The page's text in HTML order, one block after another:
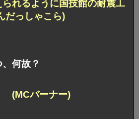
れるように国技館の耐震工
っしゃこら)
何故？
(MCバーナー)